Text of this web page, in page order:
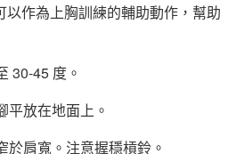
作為上胸訓練的輔助動作，幫助
30-45 度。
平放在地面上。
於肩寬。注意握穩槓鈴。